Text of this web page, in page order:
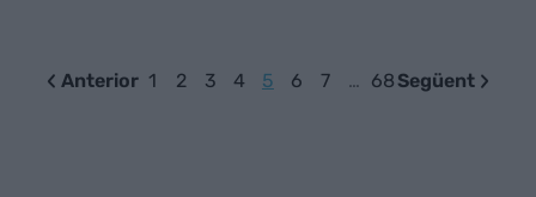
Anterior 1 2 3 4 5 6 7 … 68 Següent